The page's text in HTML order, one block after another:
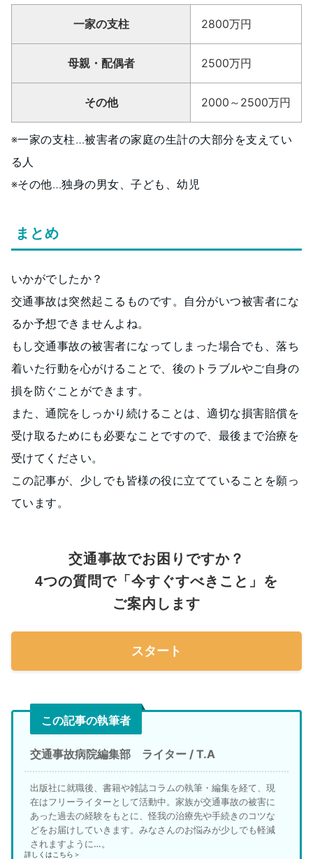
一家の支柱 2800万円
母親・配偶者 2500万円
その他 2000～2500万円
※一家の支柱…被害者の家庭の生計の大部分を支えてい
る人
※その他…独身の男女、子ども、幼児
まとめ
いかがでしたか？
交通事故は突然起こるものです。自分がいつ被害者にな
るか予想できませんよね。
もし交通事故の被害者になってしまった場合でも、落ち
着いた行動を心がけることで、後のトラブルやご自身の
損を防ぐことができます。
また、通院をしっかり続けることは、適切な損害賠償を
受け取るためにも必要なことですので、最後まで治療を
受けてください。
この記事が、少しでも皆様の役に立てていることを願っ
ています。
交通事故でお困りですか？
4つの質問で「今すぐすべきこと」を
ご案内します
スタート
この記事の執筆者
交通事故病院編集部 ライター / T.A
出版社に就職後、書籍や雑誌コラムの執筆・編集を経て、現
在はフリーライターとして活動中。家族が交通事故の被害に
あった過去の経験をもとに、怪我の治療先や手続きのコツな
どをお届けしていきます。みなさんのお悩みが少しでも軽減
されますように…。
詳しくはこちら＞